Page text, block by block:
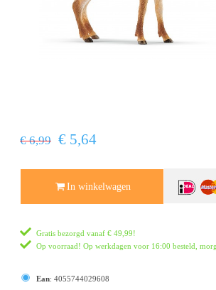
€ 6,99 € 5,64
In winkelwagen
Gratis bezorgd vanaf € 49,99!
Op voorraad! Op werkdagen voor 16:00 besteld,
Ean: 4055744029608